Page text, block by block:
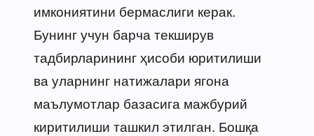
имкониятини бермаслиги керак.
Бунинг учун барча текширув
тадбирларининг ҳисоби юритилиши
ва уларнинг натижалари ягона
маълумотлар базасига мажбурий
киритилиши ташкил этилган. Бошқа